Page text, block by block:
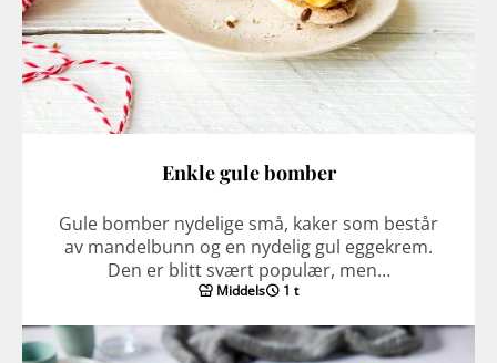
Enkle gule bomber
Gule bomber nydelige små, kaker som består
av mandelbunn og en nydelig gul eggekrem.
Den er blitt svært populær, men…
Middels 1 t